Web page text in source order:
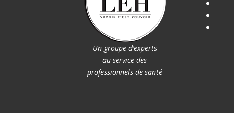
Un groupe d’experts
au service des
professionnels de santé